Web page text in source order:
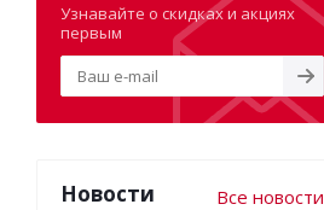
Узнавайте о скидках и акциях
первым
Новости Все новости